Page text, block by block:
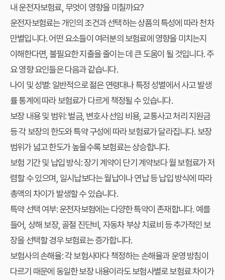
내 운전자보험료, 무엇이 영향을 미칠까요?
운전자보험료는 개인의 조건과 선택하는 상품의 특성에 따라 천차
만별입니다. 어떤 요소들이 여러분의 보험료에 영향을 미치는지
이해한다면, 불필요한 지출을 줄이는 데 큰 도움이 될 것입니다. 주
요 영향 요인들은 다음과 같습니다.
나이 및 성별: 일반적으로 젊은 연령대나 특정 성별에서 사고 발생
률 통계에 따라 보험료가 다르게 책정될 수 있습니다.
보장 내용 및 범위:벌금, 변호사 선임 비용, 교통사고 처리 지원금
등 각 보장의 한도와 특약 구성에 따라 보험료가 달라집니다. 보장
범위가 넓고 한도가 높을수록 보험료는 상승합니다.
보험 기간 및 납입 방식:장기 계약이 단기 계약보다 월 보험료가 저
렴할 수 있으며, 일시납보다는 월납이나 연납 등 납입 방식에 따라
총액의 차이가 발생할 수 있습니다.
특약 선택 여부:운전자보험에는 다양한 특약이 존재합니다. 예를
들어, 상해 보장, 골절 진단비, 자동차 부상 치료비 등 추가적인 보
장을 선택할 경우 보험료는 증가합니다.
보험사의 손해율:각 보험사마다 책정하는 손해율과 운영 방침이
다르기 때문에 동일한 보장 내용이라도 보험사별로 보험료 차이가